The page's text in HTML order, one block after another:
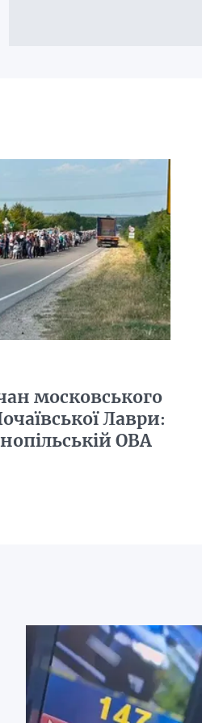
московського
Лаври:
ОВА